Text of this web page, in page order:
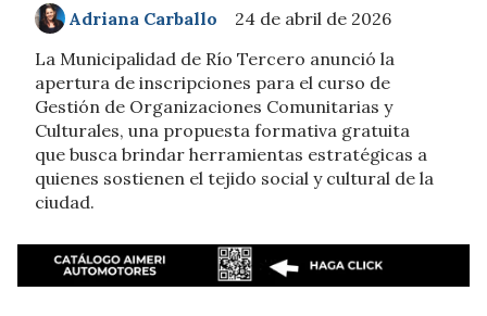
La Municipalidad de Río Tercero anunció la
apertura de inscripciones para el curso de
Gestión de Organizaciones Comunitarias y
Culturales, una propuesta formativa gratuita
que busca brindar herramientas estratégicas a
quienes sostienen el tejido social y cultural de la
ciudad.
24 de abril de 2026
Adriana Carballo